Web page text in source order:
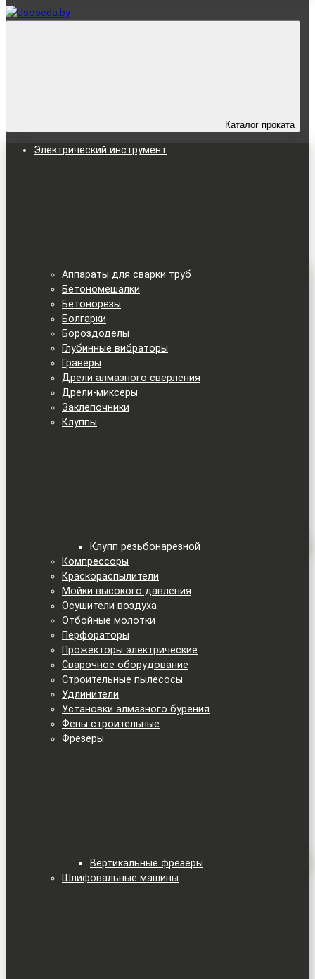
Каталог проката
Электрический инструмент
Аппараты для сварки труб
Бетономешалки
Бетонорезы
Болгарки
Бороздоделы
Глубинные вибраторы
Граверы
Дрели алмазного сверления
Дрели-миксеры
Заклепочники
Клуппы
Клупп резьбонарезной
Компрессоры
Краскораспылители
Мойки высокого давления
Осушители воздуха
Отбойные молотки
Перфораторы
Прожекторы электрические
Сварочное оборудование
Строительные пылесосы
Удлинители
Установки алмазного бурения
Фены строительные
Фрезеры
Вертикальные фрезеры
Шлифовальные машины